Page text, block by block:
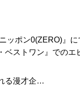
ッポン0(ZERO)』に
ベストワン』でのエ
る漫才企…